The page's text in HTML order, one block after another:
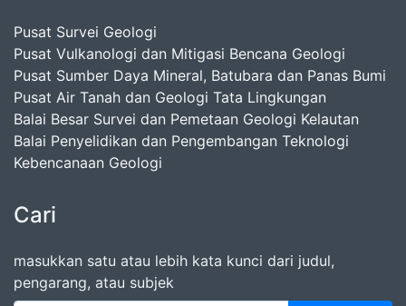
Pusat Survei Geologi
Pusat Vulkanologi dan Mitigasi Bencana Geologi
Pusat Sumber Daya Mineral, Batubara dan Panas Bumi
Pusat Air Tanah dan Geologi Tata Lingkungan
Balai Besar Survei dan Pemetaan Geologi Kelautan
Balai Penyelidikan dan Pengembangan Teknologi
Kebencanaan Geologi
Cari
masukkan satu atau lebih kata kunci dari judul,
pengarang, atau subjek